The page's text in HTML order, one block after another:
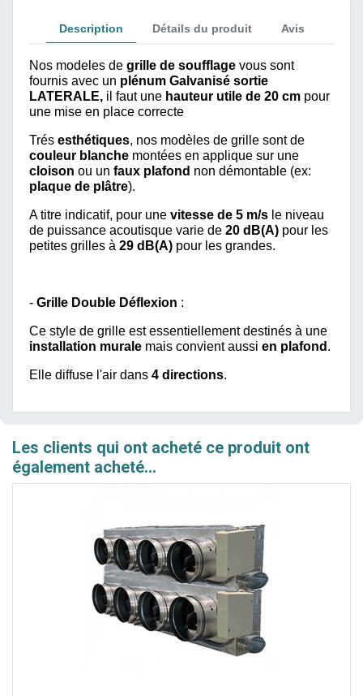
Description Détails du produit Avis
Nos modeles de grille de soufflage vous sont
fournis avec un plénum Galvanisé sortie
LATERALE, il faut une hauteur utile de 20 cm pour
une mise en place correcte
Trés esthétiques, nos modèles de grille sont de
couleur blanche montées en applique sur une
cloison ou un faux plafond non démontable (ex:
plaque de plâtre).
A titre indicatif, pour une vitesse de 5 m/s le niveau
de puissance acoutisque varie de 20 dB(A) pour les
petites grilles à 29 dB(A) pour les grandes.
- Grille Double Déflexion :
Ce style de grille est essentiellement destinés à une
installation murale mais convient aussi en plafond .
Elle diffuse l'air dans 4 directions.
Les clients qui ont acheté ce produit ont
également acheté...